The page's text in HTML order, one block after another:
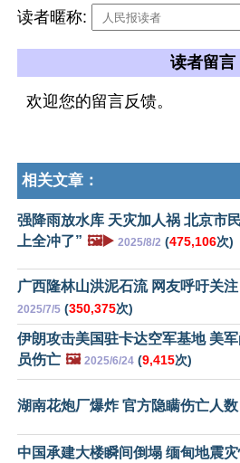
读者暱称:
读者留言
欢迎您的留言反馈。
相关文章：
强降雨放水库 天灾加人祸 北京市
上全冲了” 🖼️▶️ 2025/8/2 (475,106次)
广西隆林山洪泥石流 网友呼吁关注
2025/7/5 (350,375次)
伊朗攻击美国驻卡达空军基地 美军
员伤亡 🖼️ 2025/6/24 (9,415次)
湖南花炮厂爆炸 官方隐瞒伤亡人数
中国承建大楼瞬间倒塌 缅甸地震